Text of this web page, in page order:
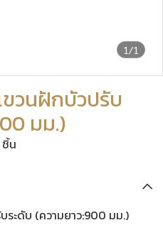
1/1
ขวนฝักบัวปรับ
มม.)
น
ระดับ (ความยาว:900 มม.)